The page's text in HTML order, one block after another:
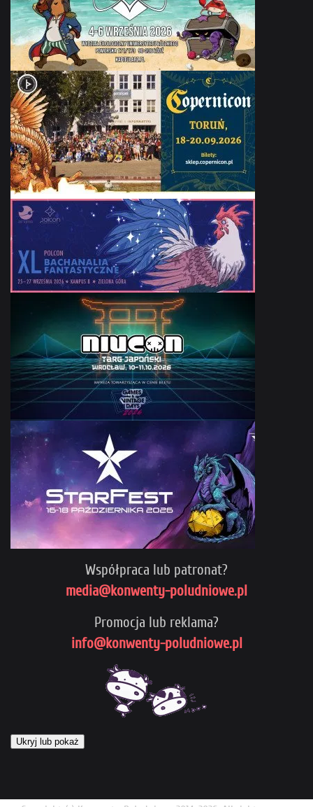
Współpraca lub patronat?
media@konwenty-poludniowe.pl
Promocja lub reklama?
info@konwenty-poludniowe.pl
Ukryj lub pokaż